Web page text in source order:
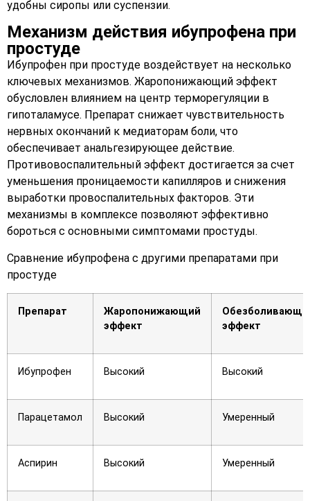
удобны сиропы или суспензии.
Механизм действия ибупрофена при
простуде
Ибупрофен при простуде воздействует на несколько
ключевых механизмов. Жаропонижающий эффект
обусловлен влиянием на центр терморегуляции в
гипоталамусе. Препарат снижает чувствительность
нервных окончаний к медиаторам боли, что
обеспечивает анальгезирующее действие.
Противовоспалительный эффект достигается за счет
уменьшения проницаемости капилляров и снижения
выработки провоспалительных факторов. Эти
механизмы в комплексе позволяют эффективно
бороться с основными симптомами простуды.
Сравнение ибупрофена с другими препаратами при
простуде
Препарат
Жаропонижающий
эффект
эффект
Ибупрофен Высокий Высокий
Парацетамол Высокий Умеренный
Аспирин Высокий Умеренный